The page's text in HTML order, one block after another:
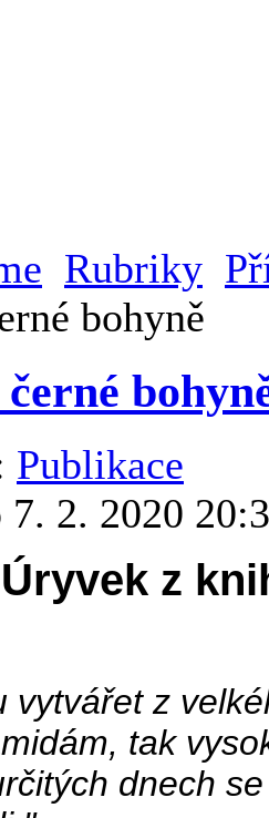
Rubriky
bohyně
Publikace
2. 2020
Úryvek z
vytvářet z
tak
dnech